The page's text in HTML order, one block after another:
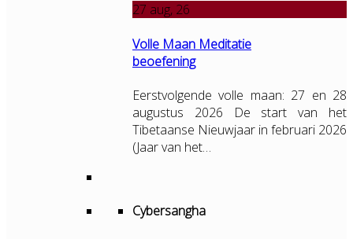
27 aug, 26
Volle Maan Meditatie
beoefening
Eerstvolgende volle maan: 27 en 28
augustus 2026 De start van het
Tibetaanse Nieuwjaar in februari 2026
(Jaar van het…
Cybersangha